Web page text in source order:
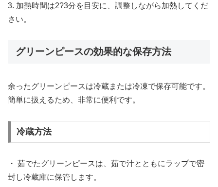
3. 加熱時間は2?3分を目安に、調整しながら加熱してくだ
さい。
グリーンピースの効果的な保存方法
余ったグリーンピースは冷蔵または冷凍で保存可能です。
簡単に扱えるため、非常に便利です。
冷蔵方法
・ 茹でたグリーンピースは、茹で汁とともにラップで密
封し冷蔵庫に保管します。